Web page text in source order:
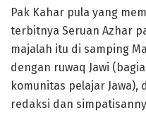
Pak Kahar pula yang
terbitnya Seruan Azhar
majalah itu di samping
dengan ruwaq Jawi
komunitas pelajar
redaksi dan